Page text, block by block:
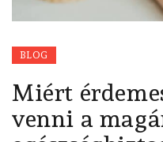
BLOG
Miért
venni a